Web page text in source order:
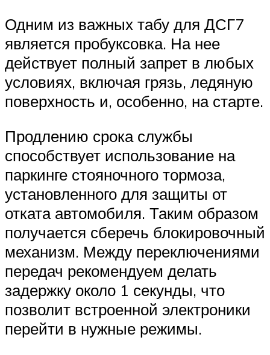
Одним из важных табу для ДСГ7
является пробуксовка. На нее
действует полный запрет в любых
условиях, включая грязь, ледяную
поверхность и, особенно, на старте.
Продлению срока службы
способствует использование на
паркинге стояночного тормоза,
установленного для защиты от
отката автомобиля. Таким образом
получается сберечь блокировочный
механизм. Между переключениями
передач рекомендуем делать
задержку около 1 секунды, что
позволит встроенной электроники
перейти в нужные режимы.